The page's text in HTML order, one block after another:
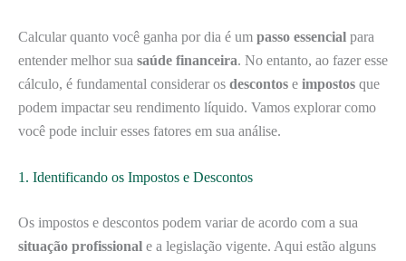
Calcular quanto você ganha por dia é um passo essencial para
entender melhor sua saúde financeira. No entanto, ao fazer esse
cálculo, é fundamental considerar os descontos e impostos que
podem impactar seu rendimento líquido. Vamos explorar como
você pode incluir esses fatores em sua análise.
1. Identificando os Impostos e Descontos
Os impostos e descontos podem variar de acordo com a sua
situação profissional e a legislação vigente. Aqui estão alguns